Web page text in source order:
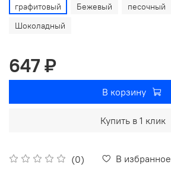
(0) В избранное
графитовый Бежевый песочный
Шоколадный
647 ₽
В корзину
Купить в 1 клик